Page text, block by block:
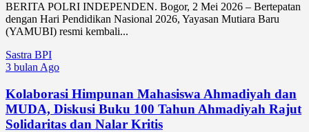
BERITA POLRI INDEPENDEN. Bogor, 2 Mei 2026 – Bertepatan
dengan Hari Pendidikan Nasional 2026, Yayasan Mutiara Baru
(YAMUBI) resmi kembali...
Sastra BPI
3 bulan Ago
Kolaborasi Himpunan Mahasiswa Ahmadiyah dan
MUDA, Diskusi Buku 100 Tahun Ahmadiyah Rajut
Solidaritas dan Nalar Kritis